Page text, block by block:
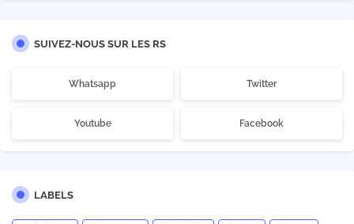
SUIVEZ-NOUS SUR LES RS
Whatsapp Twitter
Youtube Facebook
LABELS